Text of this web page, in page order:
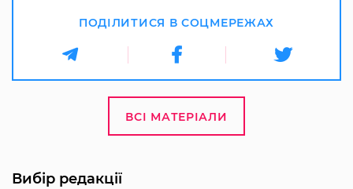
ПОДІЛИТИСЯ В СОЦМЕРЕЖАХ
ВСІ МАТЕРІАЛИ
Вибір редакції